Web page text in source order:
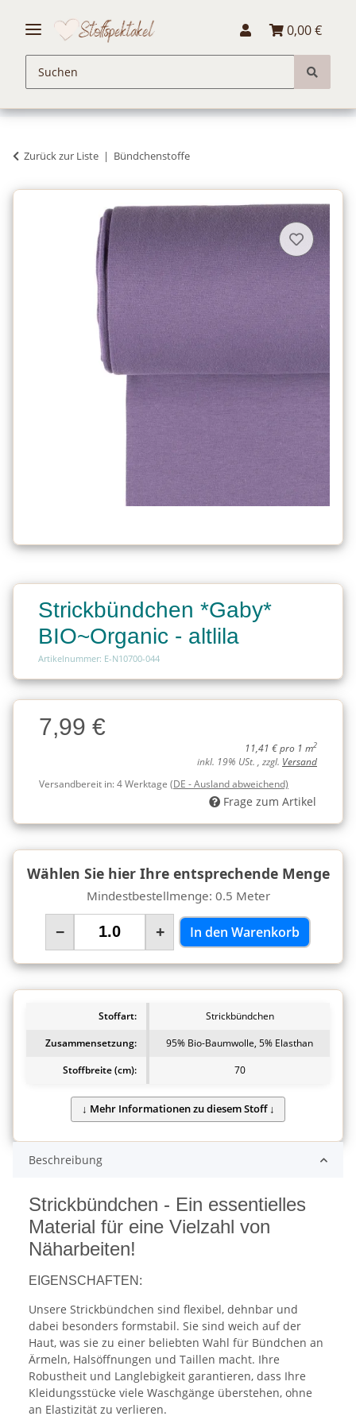
0,00 €
Zurück zur Liste Bündchenstoffe
Strickbündchen *Gaby*
BIO~Organic - altlila
Artikelnummer: E-N10700-044
Charge
Charge7,99 €
11,41 € pro 1 m2
inkl. 19% USt. , zzgl. Versand
Versandbereit in:4 Werktage (DE - Ausland abweichend)
Frage zum Artikel
Wählen Sie hier Ihre entsprechende Menge
Mindestbestellmenge: 0.5 Meter
− + In den Warenkorb
Stoffart:
Strickbündchen
Zusammensetzung:
95% Bio-Baumwolle, 5% Elasthan
Stoffbreite (cm):
70
Beschreibung
Strickbündchen - Ein essentielles
Material für eine Vielzahl von
Näharbeiten!
EIGENSCHAFTEN:
Unsere Strickbündchen sind flexibel, dehnbar und
dabei besonders formstabil. Sie sind weich auf der
Haut, was sie zu einer beliebten Wahl für Bündchen an
Ärmeln, Halsöffnungen und Taillen macht. Ihre
Robustheit und Langlebigkeit garantieren, dass Ihre
Kleidungsstücke viele Waschgänge überstehen, ohne
an Elastizität zu verlieren.